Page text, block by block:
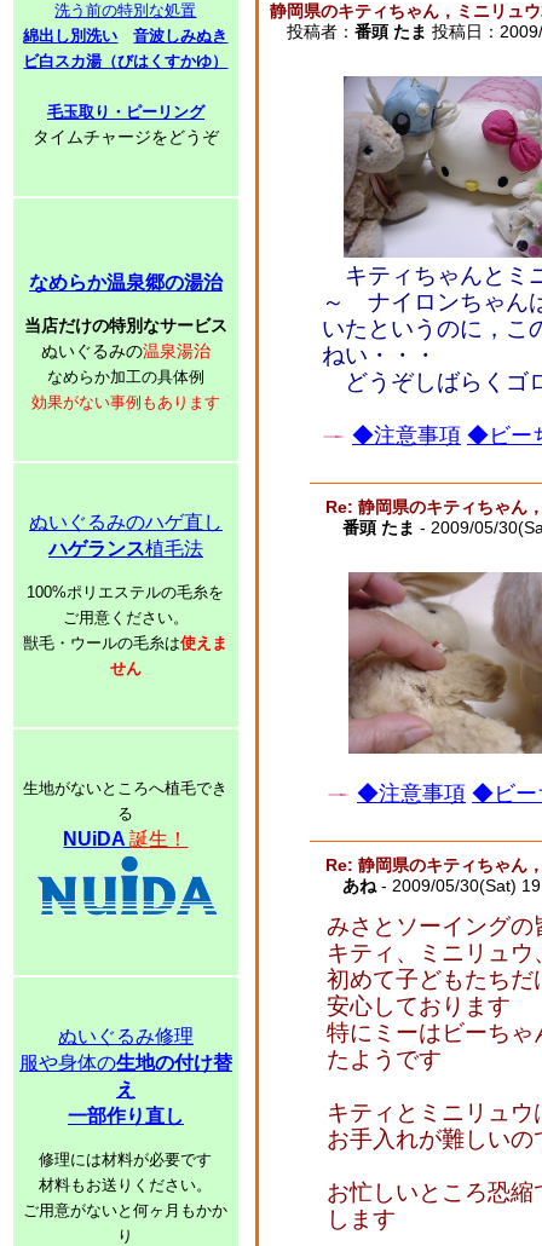
洗う前の特別な処置
綿出し別洗い
音波しみぬき
ビ白スカ湯（びはくすかゆ）
毛玉取り・ピーリング
タイムチャージをどうぞ
なめらか温泉郷の湯治
当店だけの特別なサービス
ぬいぐるみの温泉湯治
なめらか加工の具体例
効果がない事例もあります
ぬいぐるみのハゲ直し
ハゲランス植毛法
100%ポリエステルの毛糸を
ご用意ください。
獣毛・ウールの毛糸は使えま
せん
生地がないところへ植毛でき
る
NUiDA誕生！
ぬいぐるみ修理
服や身体の生地の付け替
え
一部作り直し
修理には材料が必要です
材料もお送りください。
ご用意がないと何ヶ月もかか
り
静岡県のキティちゃん，ミニリュ
投稿者： 番頭 たま 投稿日：
キティちゃんとミ
～ ナイロンちゃん
いたというのに，こ
ねい・・・
どうぞしばらくゴ
◆注意事項 ◆ビー
Re: 静岡県のキティちゃん
番頭 たま - 2009/05/
◆注意事項 ◆ビー
Re: 静岡県のキティちゃん
あね - 2009/05/30(Sat)
みさとソーイングの
キティ、ミニリュ
初めて子どもたち
安心しております
特にミーはビーち
たようです
キティとミニリュ
お手入れが難しいの
お忙しいところ恐
します